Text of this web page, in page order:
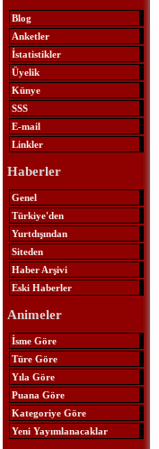
Blog
Anketler
İstatistikler
Üyelik
Künye
SSS
E-mail
Linkler
Haberler
Genel
Türkiye'den
Yurtdışından
Siteden
Haber Arşivi
Eski Haberler
Animeler
İsme Göre
Türe Göre
Yıla Göre
Puana Göre
Kategoriye Göre
Yeni Yayımlanacaklar